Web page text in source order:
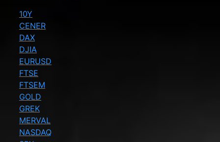
10Y
CENER
DAX
DJIA
EURUSD
FTSE
FTSEM
GOLD
GREK
MERVAL
NASDAQ